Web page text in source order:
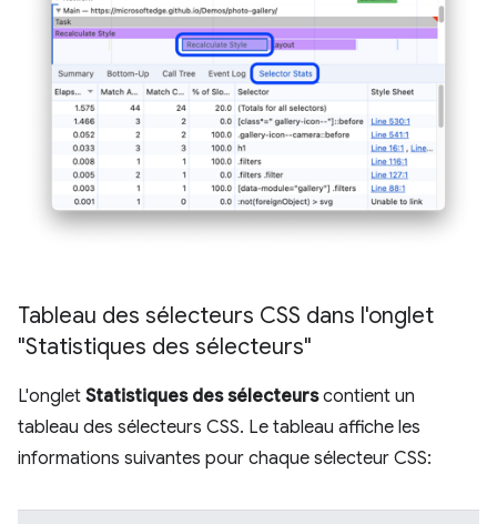
Tableau des sélecteurs CSS dans l'onglet
"Statistiques des sélecteurs"
L'onglet Statistiques des sélecteurscontient un
tableau des sélecteurs CSS. Le tableau affiche les
informations suivantes pour chaque sélecteur CSS: